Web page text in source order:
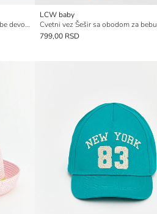
Štampani šešir uskog oboda za bebe devojčice
LCW baby
799,00 RSD